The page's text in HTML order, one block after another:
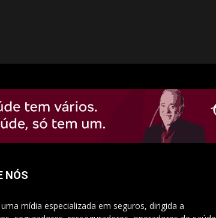
NÓS
uma mídia especializada em seguros, dirigida a